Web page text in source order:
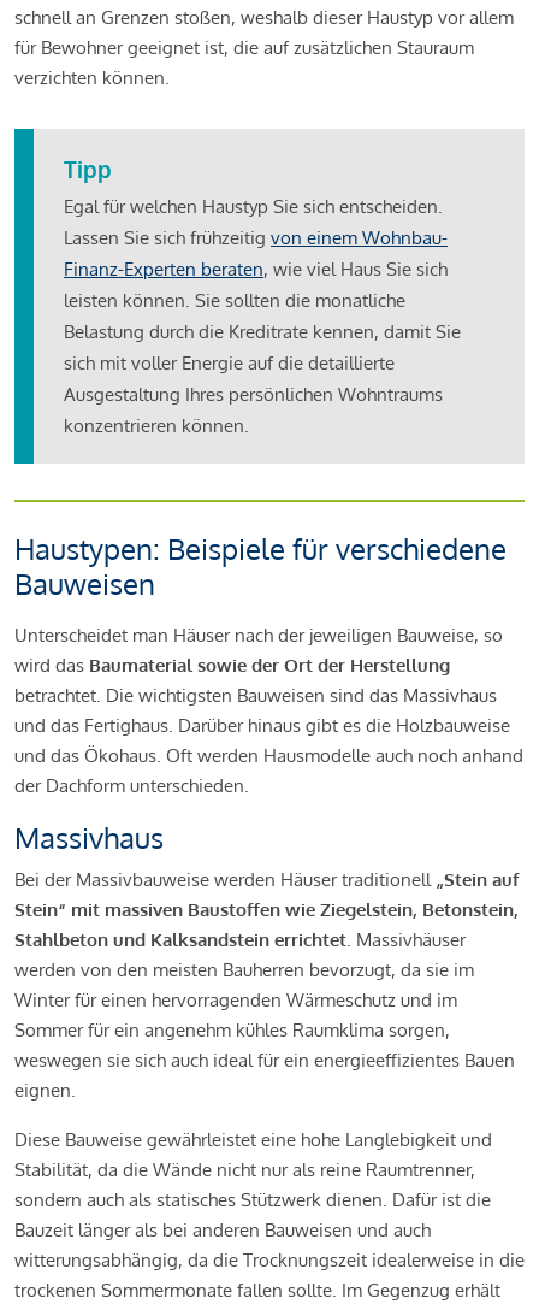
schnell an Grenzen stoßen, weshalb dieser Haustyp vor allem
für Bewohner geeignet ist, die auf zusätzlichen Stauraum
verzichten können.
Tipp
Egal für welchen Haustyp Sie sich entscheiden.
Lassen Sie sich frühzeitig von einem Wohnbau-
Finanz-Experten beraten, wie viel Haus Sie sich
leisten können. Sie sollten die monatliche
Belastung durch die Kreditrate kennen, damit Sie
sich mit voller Energie auf die detaillierte
Ausgestaltung Ihres persönlichen Wohntraums
konzentrieren können.
Haustypen: Beispiele für verschiedene
Bauweisen
Unterscheidet man Häuser nach der jeweiligen Bauweise, so
wird das Baumaterial sowie der Ort der Herstellung
betrachtet. Die wichtigsten Bauweisen sind das Massivhaus
und das Fertighaus. Darüber hinaus gibt es die Holzbauweise
und das Ökohaus. Oft werden Hausmodelle auch noch anhand
der Dachform unterschieden.
Massivhaus
Bei der Massivbauweise werden Häuser traditionell „Stein auf
Stein“ mit massiven Baustoffen wie Ziegelstein, Betonstein,
Stahlbeton und Kalksandstein errichtet . Massivhäuser
werden von den meisten Bauherren bevorzugt, da sie im
Winter für einen hervorragenden Wärmeschutz und im
Sommer für ein angenehm kühles Raumklima sorgen,
weswegen sie sich auch ideal für ein energieeffizientes Bauen
eignen.
Diese Bauweise gewährleistet eine hohe Langlebigkeit und
Stabilität, da die Wände nicht nur als reine Raumtrenner,
sondern auch als statisches Stützwerk dienen. Dafür ist die
Bauzeit länger als bei anderen Bauweisen und auch
witterungsabhängig, da die Trocknungszeit idealerweise in die
trockenen Sommermonate fallen sollte. Im Gegenzug erhält